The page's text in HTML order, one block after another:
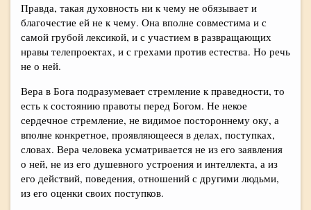
Правда, такая духовность ни к чему не обязывает и
благочестие ей не к чему. Она вполне совместима и с
самой грубой лексикой, и с участием в развращающих
нравы телепроектах, и с грехами против естества. Но речь
не о ней.
Вера в Бога подразумевает стремление к праведности, то
есть к состоянию правоты перед Богом. Не некое
сердечное стремление, не видимое постороннему оку, а
вполне конкретное, проявляющееся в делах, поступках,
словах. Вера человека усматривается не из его заявления
о ней, не из его душевного устроения и интеллекта, а из
его действий, поведения, отношений с другими людьми,
из его оценки своих поступков.